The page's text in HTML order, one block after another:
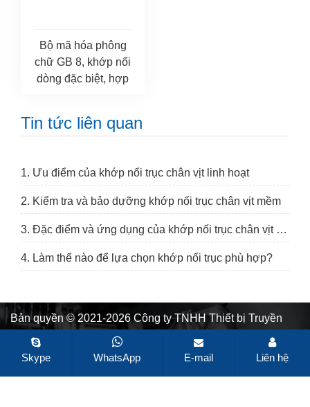
Bộ mã hóa phông
chữ GB 8, khớp nối
dòng đặc biệt, hợp
Tin tức liên quan
1. Ưu điểm của khớp nối trục chân vịt linh hoạt
2. Kiểm tra và bảo dưỡng khớp nối trục chân vịt mềm
3. Đặc điểm và ứng dụng của khớp nối trục chân vịt mềm
4. Làm thế nào để lựa chọn khớp nối trục phù hợp?
Bản quyền © 2021-2026 Công ty TNHH Thiết bị Truyền
động Changzhou TIANNIU. Mọi quyền được bảo lưu.Sơ
đồ trang web
Tất cả các thẻ
Được thiết kế bởi Zhonghuan
Skype WhatsApp E-mail Liên hệ